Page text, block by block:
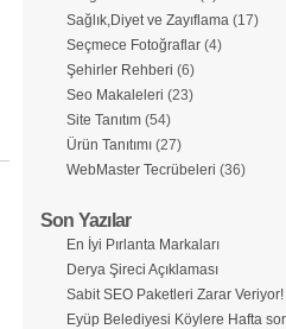
Sağlık,Diyet ve Zayıflama (17)
Seçmece Fotoğraflar (4)
Şehirler Rehberi (6)
Seo Makaleleri (23)
Site Tanıtım (54)
Ürün Tanıtımı (27)
WebMaster Tecrübeleri (36)
Son Yazılar
En İyi Pırlanta Markaları
Derya Şireci Açıklaması
Sabit SEO Paketleri Zarar Veriyor!
Eyüp Belediyesi Köylere Hafta